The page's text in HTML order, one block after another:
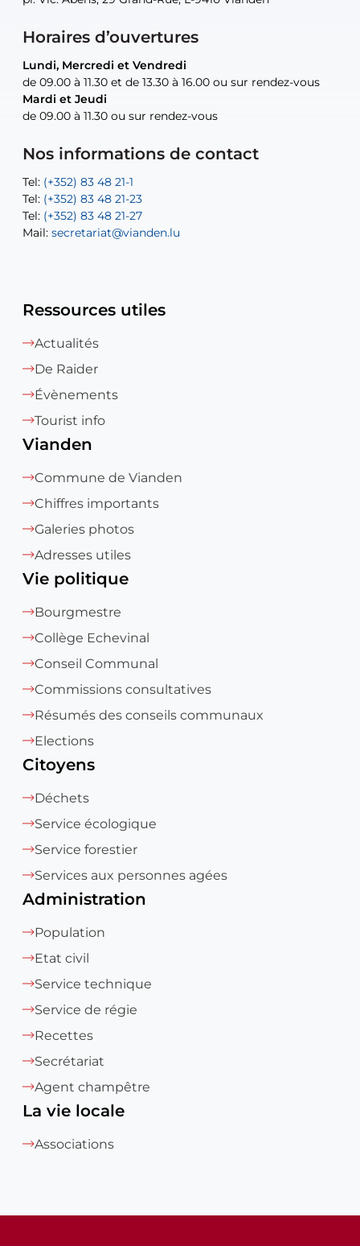
Horaires d’ouvertures
Lundi, Mercredi et Vendredi
de 09.00 à 11.30 et de 13.30 à 16.00 ou sur rendez-vous
Mardi et Jeudi
de 09.00 à 11.30 ou sur rendez-vous
Nos informations de contact
Tel: (+352) 83 48 21-1
Tel: (+352) 83 48 21-23
Tel: (+352) 83 48 21-27
Mail: secretariat@vianden.lu
Lundi, Mercredi et Vendredi
de 09.00 à 11.30 et de 13.30 à 16.00 ou sur rendez-vous
Mardi et Jeudi
de 09.00 à 11.30 ou sur rendez-vous
Tel: (+352) 83 48 21-20
Tel: (+352) 83 48 21-22
Mail:sofia.carvalho@vianden.lu
Mail: diane.storn@vianden.lu
uniquement sur rendez-vous
Mail:recette@vianden.lu
uniquement sur rendez-vous
Tel:(+352) 83 48 21-31
uniquement sur rendez-vous
Tel:Permanence (Fuite d’eau) : 83 48 21 61
Ressources utiles
Actualités
De Raider
Évènements
Tourist info
Vianden
Commune de Vianden
Chiffres importants
Galeries photos
Adresses utiles
Vie politique
Bourgmestre
Collège Echevinal
Conseil Communal
Commissions consultatives
Résumés des conseils communaux
Elections
Citoyens
Déchets
Service écologique
Service forestier
Services aux personnes agées
Administration
Population
Etat civil
Service technique
Service de régie
Recettes
Secrétariat
Agent champêtre
La vie locale
Associations